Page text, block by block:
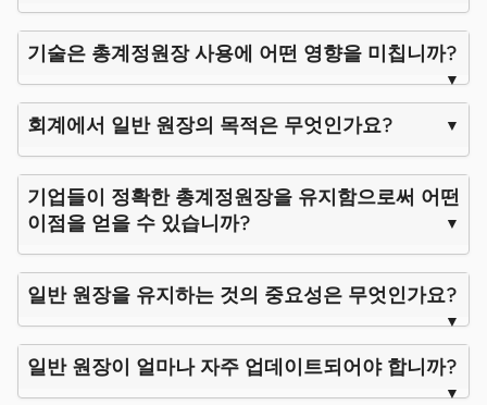
기술은 총계정원장 사용에 어떤 영향을 미칩니까?
회계에서 일반 원장의 목적은 무엇인가요?
기업들이 정확한 총계정원장을 유지함으로써 어떤
이점을 얻을 수 있습니까?
일반 원장을 유지하는 것의 중요성은 무엇인가요?
일반 원장이 얼마나 자주 업데이트되어야 합니까?